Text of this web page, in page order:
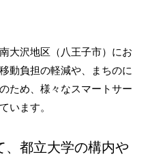
大沢地区（八王子市）にお
動負担の軽減や、まちのに
ため、様々なスマートサー
います。
、都立大学の構内や